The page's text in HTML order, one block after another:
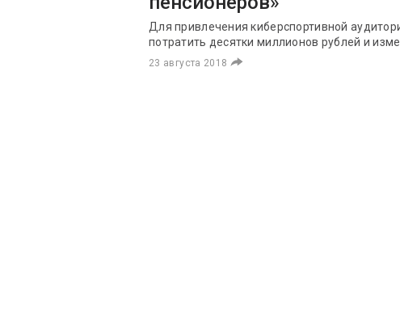
Для привлечения киберспортивной
потратить десятки миллионов рублей и
23 августа 2018